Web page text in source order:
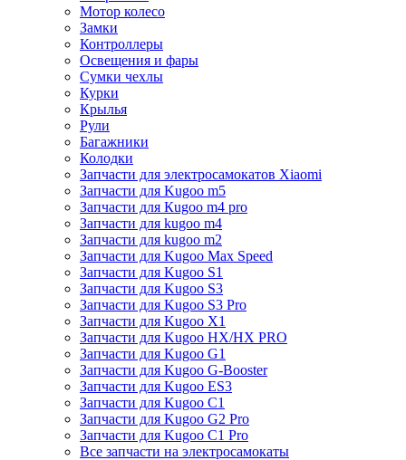
Мотор колесо
Замки
Контроллеры
Освещения и фары
Сумки чехлы
Курки
Крылья
Рули
Багажники
Колодки
Запчасти для электросамокатов Xiaomi
Запчасти для Kugoo m5
Запчасти для Кugoo m4 pro
Запчасти для kugoo m4
Запчасти для kugoo m2
Запчасти для Kugoo Max Speed
Запчасти для Kugoo S1
Запчасти для Kugoo S3
Запчасти для Kugoo S3 Pro
Запчасти для Kugoo X1
Запчасти для Kugoo HX/HX PRO
Запчасти для Kugoo G1
Запчасти для Kugoo G-Booster
Запчасти для Kugoo ES3
Запчасти для Kugoo C1
Запчасти для Kugoo G2 Pro
Запчасти для Kugoo C1 Pro
Все запчасти на электросамокаты